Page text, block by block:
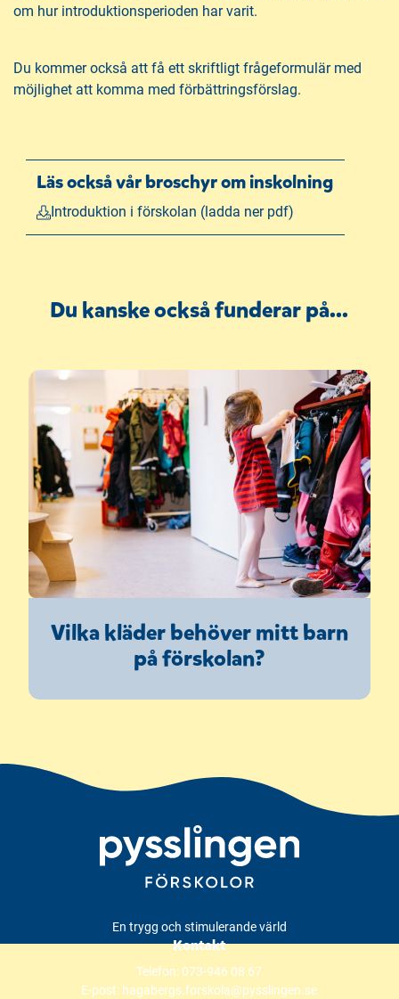
om hur introduktionsperioden har varit.
Du kommer också att få ett skriftligt frågeformulär med
möjlighet att komma med förbättringsförslag.
Läs också vår broschyr om inskolning
Introduktion i förskolan (ladda ner pdf)
Du kanske också funderar på...
Vilka kläder behöver mitt barn
på förskolan?
En trygg och stimulerande värld
Kontakt
Telefon: 073-946 08 67
E-post: hagabergs.forskola@pysslingen.se